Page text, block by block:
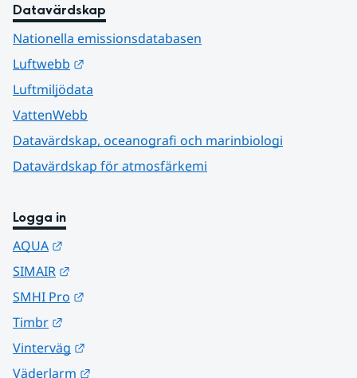
Datavärdskap
Nationella emissionsdatabasen
Luftwebb
Luftmiljödata
VattenWebb
Datavärdskap, oceanografi och marinbiologi
Datavärdskap för atmosfärkemi
Logga in
AQUA
SIMAIR
SMHI Pro
Timbr
Vinterväg
Väderlarm